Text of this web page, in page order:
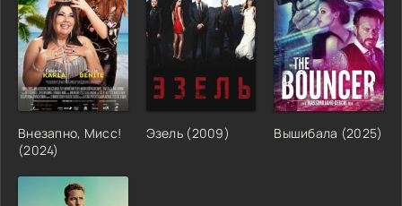
Внезапно, Мисс!
(2024)
Эзель (2009) Вышибала (2025)